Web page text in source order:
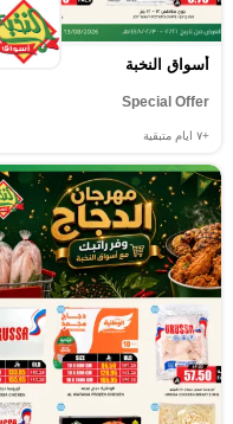
أسواق النخبة
Special Offer
+٧ ايام متبقية